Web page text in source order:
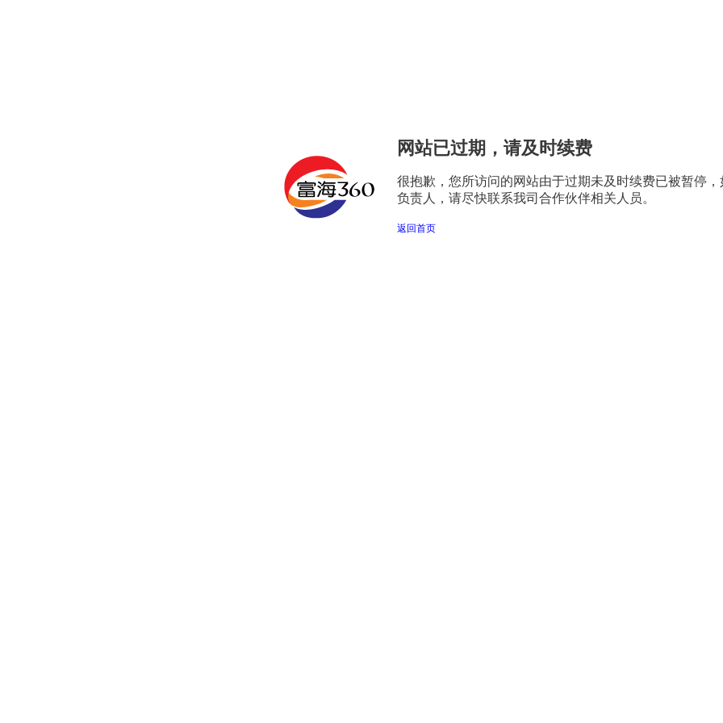
网站已过期，请及时续费
很抱歉，您所访问的网站由于过期未及时续费已被暂停
负责人，请尽快联系我司合作伙伴相关人员。
返回首页